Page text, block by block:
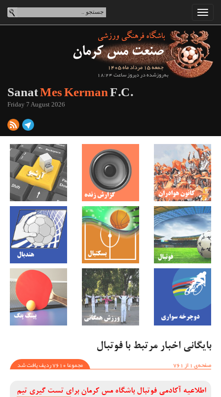
جمعه 15 مرداد ماه 1405
به‌روزشده در دیروز ساعت 18:24
SanatMes KermanF.C.
Friday 7 August 2026
بایگانی اخبار مرتبط با فوتبال
صفحه‌ی 1 از 761
مجموعا 7610 ردیف یافت شد
اطلاعیه آکادمی فوتبال باشگاه مس کرمان برای تست گیری تیم